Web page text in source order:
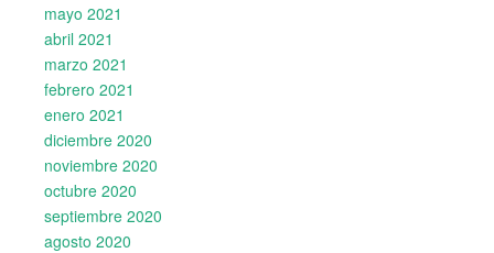
mayo 2021
abril 2021
marzo 2021
febrero 2021
enero 2021
diciembre 2020
noviembre 2020
octubre 2020
septiembre 2020
agosto 2020